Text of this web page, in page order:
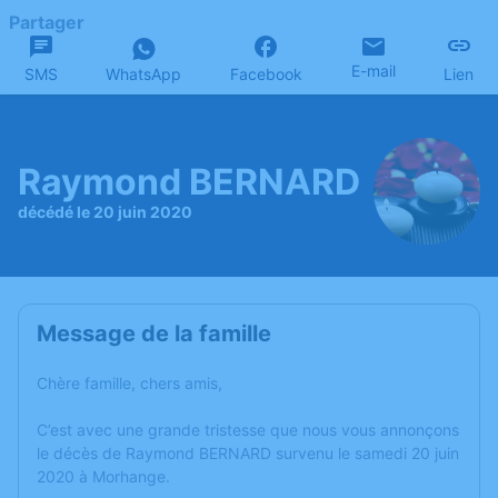
Partager
SMS WhatsApp Facebook E-mail Lien
Raymond BERNARD
décédé le 20 juin 2020
Message de la famille
Chère famille, chers amis,
C’est avec une grande tristesse que nous vous annonçons
le décès de Raymond BERNARD survenu le samedi 20 juin
2020 à Morhange.